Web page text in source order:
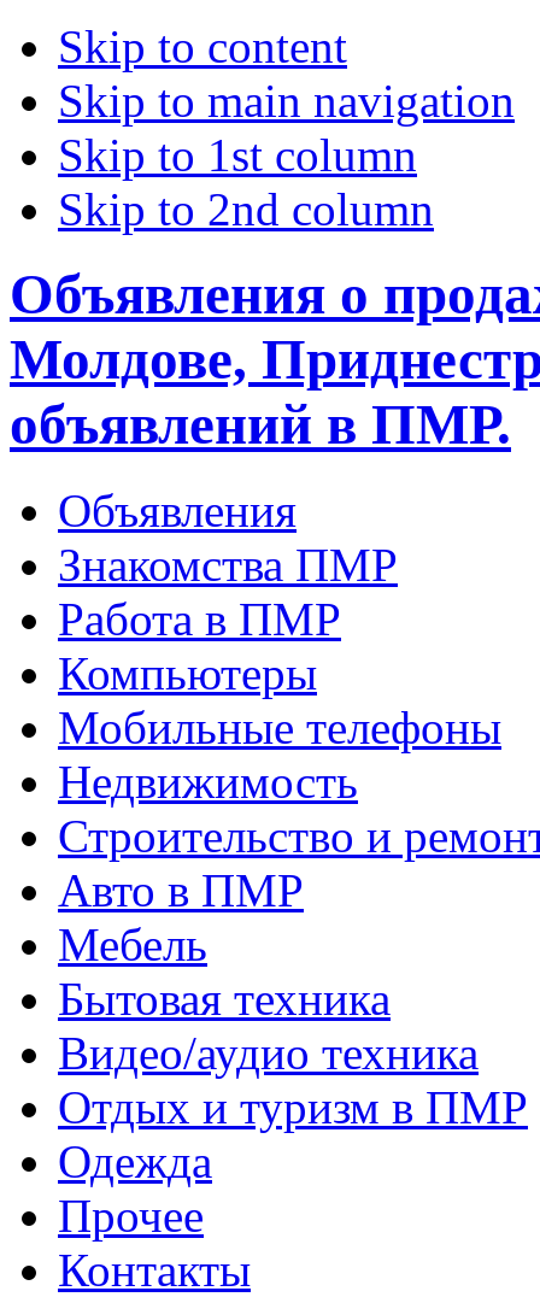
Skip to content
Skip to main navigation
Skip to 1st column
Skip to 2nd column
Объявления о
Молдове,
объявлений в ПМР.
Объявления
Знакомства ПМР
Работа в ПМР
Компьютеры
Мобильные телефоны
Недвижимость
Строительство и
Авто в ПМР
Мебель
Бытовая техника
Видео/аудио техника
Отдых и туризм в ПМР
Одежда
Прочее
Контакты